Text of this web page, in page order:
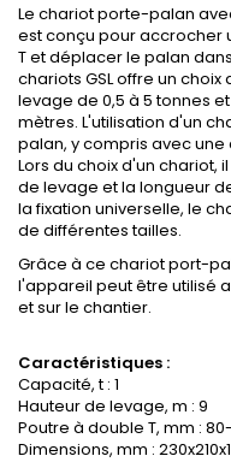
Le chariot porte-palan
est conçu pour accrocher
T et déplacer le palan
chariots GSL offre un
levage de 0,5 à 5 tonnes
mètres. L'utilisation d'un
palan, y compris avec
Lors du choix d'un
de levage et la longueur
la fixation universelle, le
de différentes tailles.
Grâce à ce chariot port-
l'appareil peut être utilisé
et sur le chantier.
Caractéristiques :
Capacité, t : 1
Hauteur de levage, m : 9
Poutre à double T, mm : 80-
Dimensions, mm :